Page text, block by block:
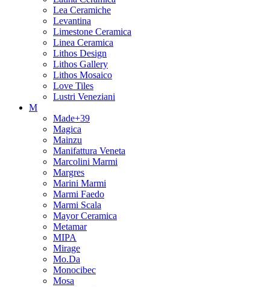
Lea Ceramiche
Levantina
Limestone Ceramica
Linea Ceramica
Lithos Design
Lithos Gallery
Lithos Mosaico
Love Tiles
Lustri Veneziani
M
Made+39
Magica
Mainzu
Manifattura Veneta
Marcolini Marmi
Margres
Marini Marmi
Marmi Faedo
Marmi Scala
Mayor Ceramica
Metamar
MIPA
Mirage
Mo.Da
Monocibec
Mosa